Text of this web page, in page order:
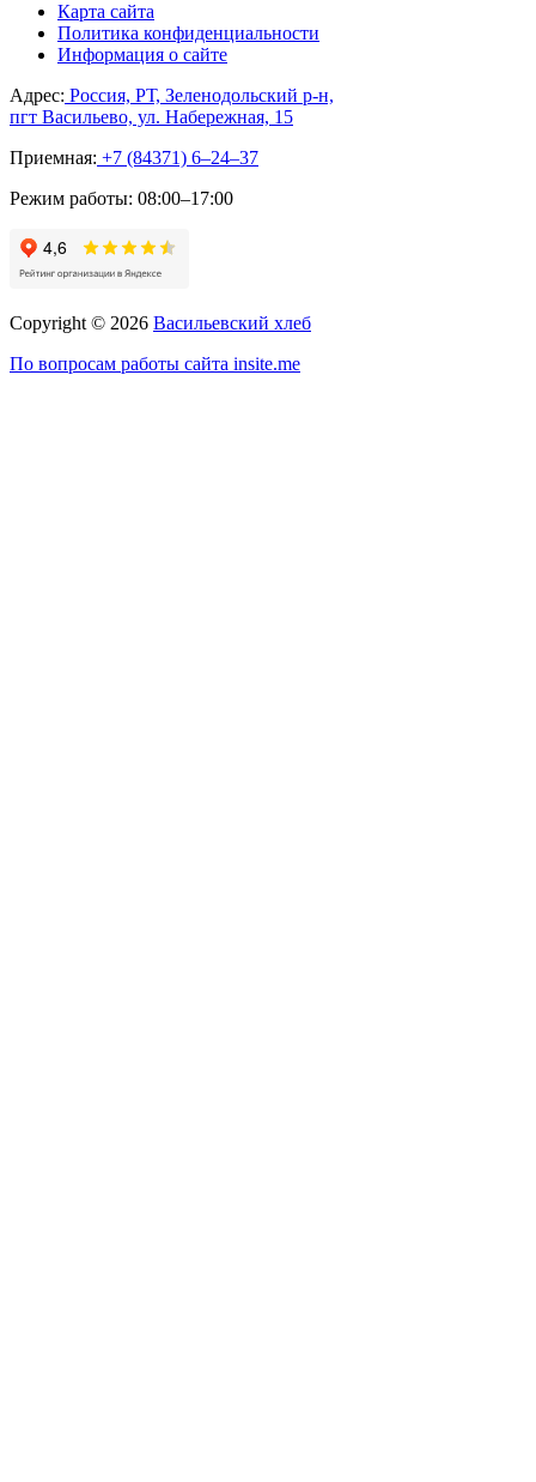
Карта сайта
Политика конфиденциальности
Информация о сайте
Адрес: Россия, РТ, Зеленодольский р-н,
пгт Васильево, ул. Набережная, 15
Приемная: +7 (84371) 6‒24‒37
Режим работы: 08:00–17:00
Copyright © 2026 Васильевский хлеб
По вопросам работы сайта insite.me